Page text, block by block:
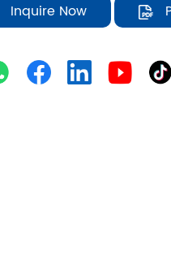
Inquire Now